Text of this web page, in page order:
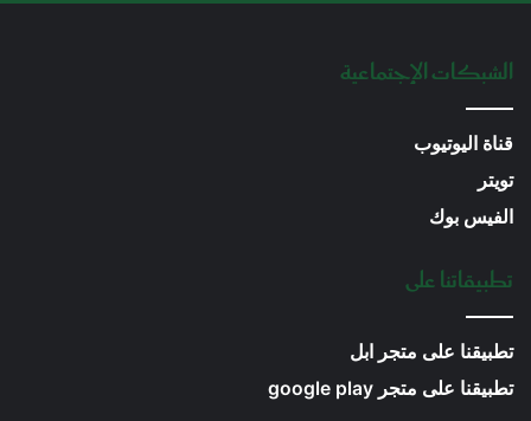
الشبكات الإجتماعية
قناة اليوتيوب
تويتر
الفيس بوك
تطبيقاتنا على
تطبيقنا على متجر ابل
تطبيقنا على متجر google play